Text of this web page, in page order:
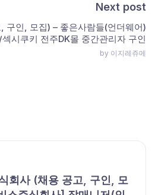
Next post
구인, 모집) – 좋은사람들(언더웨어)
시쿠키 전주DK몰 중간관리자 구인
by 이지레쥬메
회사 (채용 공고, 구인, 모